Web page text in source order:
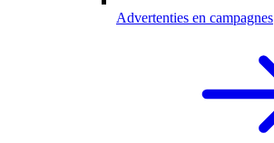
Advertenties en campagnes